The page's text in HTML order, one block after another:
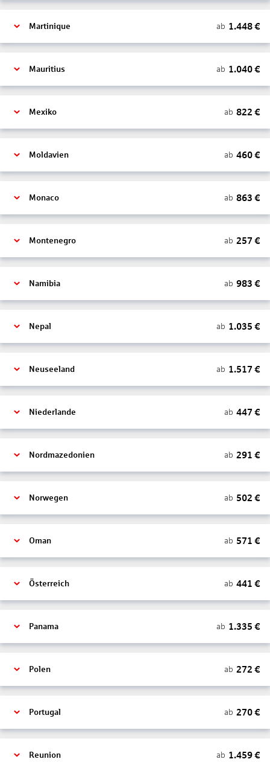
Martinique ab 1.448€
Mauritius ab 1.040€
Mexiko ab 822 €
Moldavien ab 460€
Monaco ab 863 €
Montenegro ab 257 €
Namibia ab 983 €
Nepal ab 1.035 €
Neuseeland ab 1.517 €
Niederlande ab 447 €
Nordmazedonien ab 291 €
Norwegen ab 502 €
Oman ab 571 €
Österreich ab 441 €
Panama ab 1.335 €
Polen ab 272 €
Portugal ab 270€
Reunion ab 1.459€